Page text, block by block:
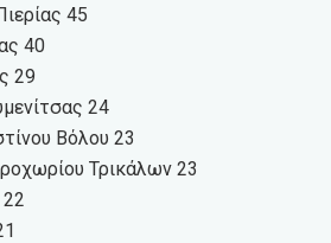
45
40
29
24
Βόλου 23
Τρικάλων 23
22